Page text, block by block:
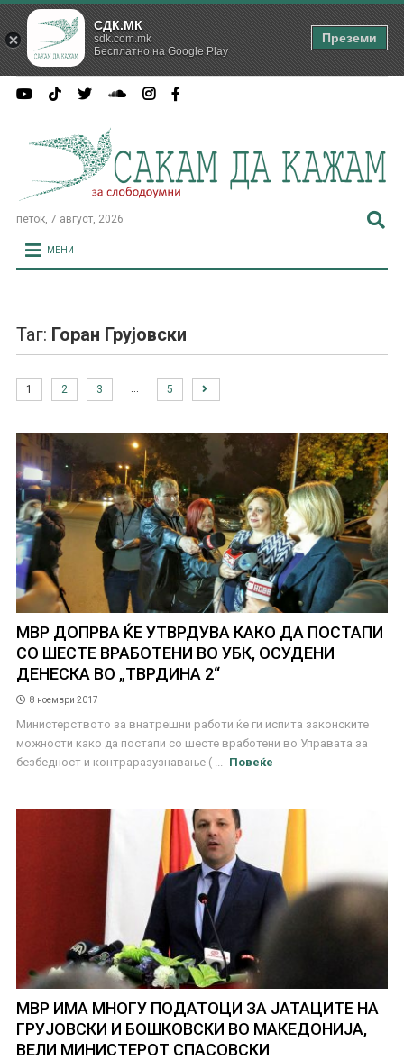
петок, 7 август, 2026
МЕНИ
Таг: Горан Грујовски
1 2 3 5
МВР ДОПРВА ЌЕ УТВРДУВА КАКО ДА ПОСТАПИ
СО ШЕСТЕ ВРАБОТЕНИ ВО УБК, ОСУДЕНИ
ДЕНЕСКА ВО „ТВРДИНА 2“
8 ноември 2017
Министерството за внатрешни работи ќе ги испита законските
можности како да постапи со шесте вработени во Управата за
безбедност и контраразузнавање ( ...
Повеќе
МВР ИМА МНОГУ ПОДАТОЦИ ЗА ЈАТАЦИТЕ НА
ГРУЈОВСКИ И БОШКОВСКИ ВО МАКЕДОНИЈА,
ВЕЛИ МИНИСТЕРОТ СПАСОВСКИ
СДК.МК
sdk.com.mk
Бесплатно на Google Play
Преземи